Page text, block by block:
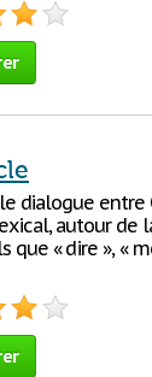
dialogue
autour de
« dire », «